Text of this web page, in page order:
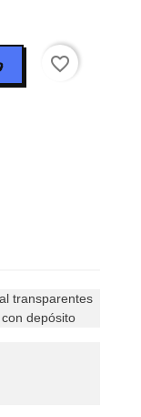
favorite_border
transparentes
depósito